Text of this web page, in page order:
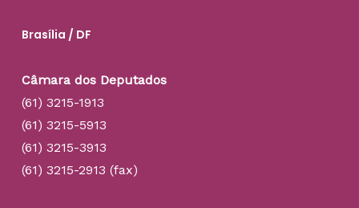
Brasília / DF
Câmara dos Deputados
(61) 3215-1913
(61) 3215-5913
(61) 3215-3913
(61) 3215-2913 (fax)